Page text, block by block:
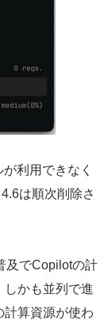
利用できなく
は順次削除さ
及でCopilotの計
かも並列で進
計算資源が使わ